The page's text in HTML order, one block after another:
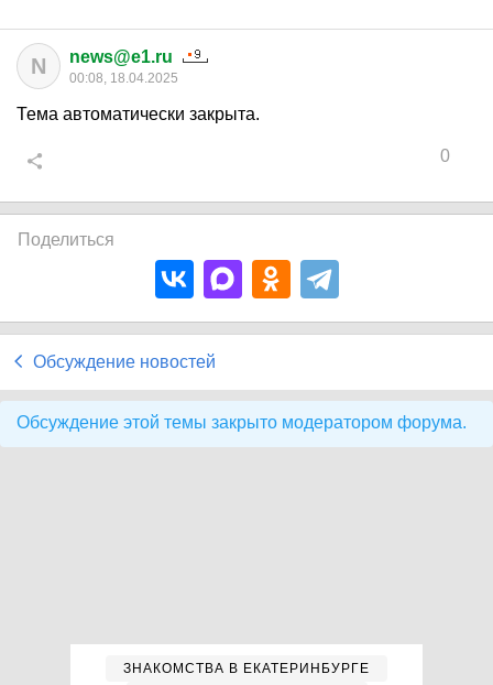
N news@e1.ru
00:08, 18.04.2025
Тема автоматически закрыта.
0
Поделиться
Обсуждение новостей
Обсуждение этой темы закрыто модератором форума.
ЗНАКОМСТВА В ЕКАТЕРИНБУРГЕ